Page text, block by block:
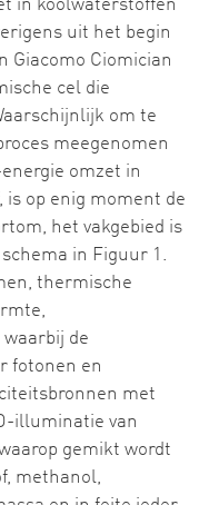
in koolwaterstoffen
uit het begin
Giacomo Ciomician
cel die
om te
meegenomen
omzet in
is op enig moment de
het vakgebied is
in Figuur 1.
thermische
de
fotonen en
met
illuminatie van
gemikt wordt
methanol,